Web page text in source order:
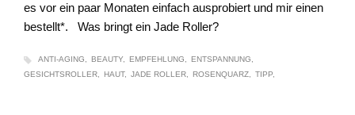
es vor ein paar Monaten einfach ausprobiert und mir einen
bestellt*. Was bringt ein Jade Roller?
ANTI-AGING BEAUTY EMPFEHLUNG
ENTSPANNUNG
GESICHTSROLLER
HAUT JADE ROLLER ROSENQUARZ TIPP